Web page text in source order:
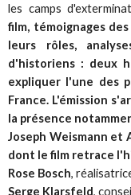
les camps
film, témoignages
leurs rôles,
d'historiens : deux
expliquer l'une des
France. L'émission
la présence
Joseph Weismann et
dont le film retrace
Rose Bosch,
Serge Klarsfeld,